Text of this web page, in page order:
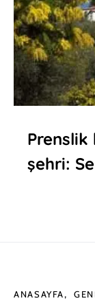
şehri:
ANASAYFA